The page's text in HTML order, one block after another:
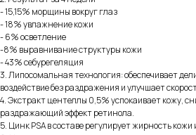
- 15,15% морщины вокруг глаз
- 18% увлажнение кожи
- 6% осветление
-8% выравнивание структуры кожи
- 43% себурегеляция
3. Липосомальная технология: обеспечивает
воздействие без раздражения и улучшает
4. Экстракт центеллы 0,5% успокаивает кожу,
раздражающий эффект ретинола.
5. Цинк PSA в составе регулирует жирность